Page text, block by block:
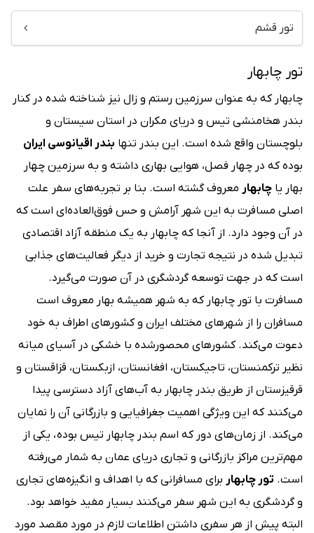
تور قشم
تور چابهار
چابهار که به عنوان سرزمین رستم و زال نیز شناخته شده در کنار
بندر هخامنشی تیس و دریای مکران در استان سیستان و
بلوچستان واقع شده است. این بندر تنها بندر اقیانوسی ایران
بوده که در چهار فصل، هوایی بهاری داشته و به سرزمین چهار
بهار یا چابهار معروف گشته است. بنا بر تجربه‌های سفر علت
اصلی مسافرت به این شهر آرامش و حس فوق‌العاده‌ای است که
در آن وجود دارد. از آنجا که چابهار به یک منطقه آزاد اقتصادی
تبدیل شده در نتیجه تجارت و خرید از دیگر فعالیت‌های جذابی
است که در جهت توسعه گردشگری در آن صورت می‌گیرد.
مسافرت با تور چابهار که به شهر همیشه بهار معروف است
مسافران را از شهرهای مختلف ایران و کشورهای اطراف به خود
دعوت می‌کند. کشورهای محصورشده با خشکی در آسیای میانه
نظیر ترکمنستان، تاجیکستان، افغانستان، ازبکستان، قزاقستان و
قرقیزستان از طریق بندر چابهار به آب‌های آزاد دسترسی پیدا
می‌کنند که این ویژگی اهمیت جغرافیایی و بازرگانی آن را نمایان
می‌کند. از زمان‌های دور که اسم بندر چابهار تیس بوده ، یکی از
مهم‌ترین مراکز بازرگانی و تجاری دریای عمان به شمار می‌رفته
است. تور چابهار برای مسافرانی که با اهداف و انگیزه‌های تجاری
و گردشگری به این شهر سفر می‌کنند بسیار مفید خواهد بود.
البته پیش از هر سفری داشتن اطلاعات لازم در مورد مقصد مورد